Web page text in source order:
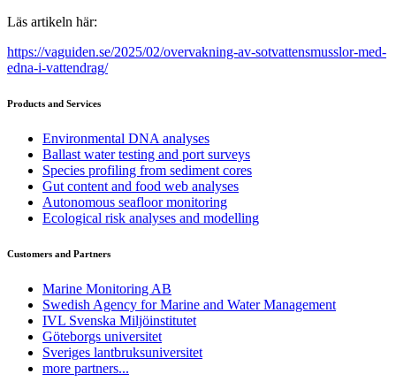
Läs artikeln här:
https://vaguiden.se/2025/02/overvakning-av-sotvattensmusslor-med-
edna-i-vattendrag/
Products and Services
Environmental DNA analyses
Ballast water testing and port surveys
Species profiling from sediment cores
Gut content and food web analyses
Autonomous seafloor monitoring
Ecological risk analyses and modelling
Customers and Partners
Marine Monitoring AB
Swedish Agency for Marine and Water Management
IVL Svenska Miljöinstitutet
Göteborgs universitet
Sveriges lantbruksuniversitet
more partners...